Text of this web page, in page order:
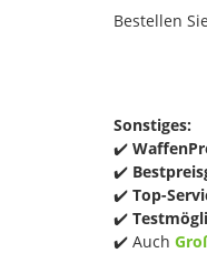
Bestellen
Sonstiges:
✔️
✔️
✔️ Top-
✔️
✔️ Auch